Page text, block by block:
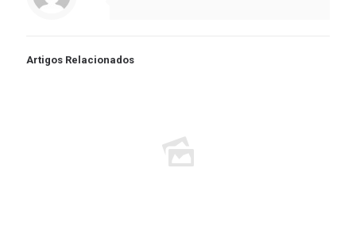
Artigos Relacionados